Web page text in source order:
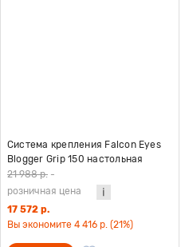
Система крепления Falcon Eyes
Blogger Grip 150 настольная
21 988 р. -
розничная цена
17 572 р.
Вы экономите 4 416 р. (21%)